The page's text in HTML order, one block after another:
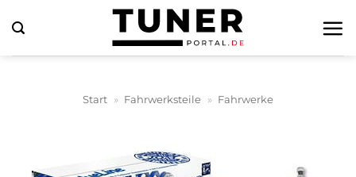
Inhalt
springen
Start » Fahrwerksteile » Fahrwerke